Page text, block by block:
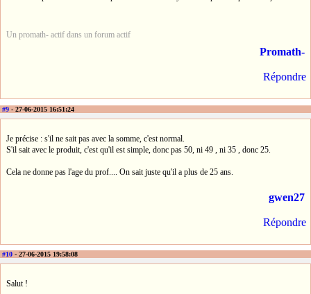
Un promath- actif dans un forum actif
Promath-
Répondre
#9 - 27-06-2015 16:51:24
Je précise : s'il ne sait pas avec la somme, c'est normal.
S'il sait avec le produit, c'est qu'il est simple, donc pas 50, ni 49 , ni 35 , donc 25.
Cela ne donne pas l'age du prof.... On sait juste qu'il a plus de 25 ans.
gwen27
Répondre
#10 - 27-06-2015 19:58:08
Salut !